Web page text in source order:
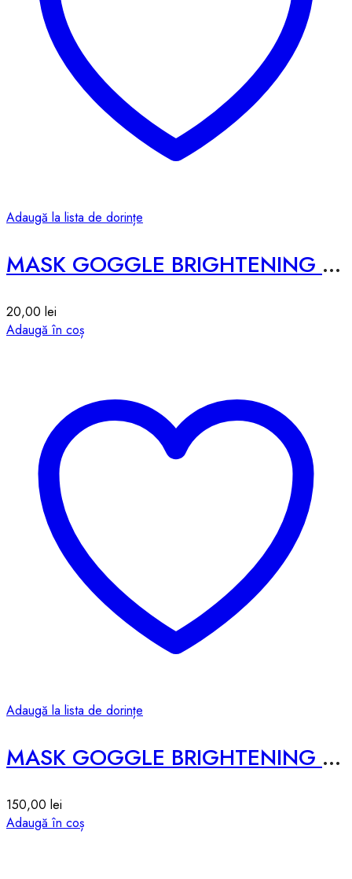
Adaugă la lista de dorințe
MASK GOGGLE BRIGHTENING – 7g*1pcs
20,00 lei
Adaugă în coș
Adaugă la lista de dorințe
MASK GOGGLE BRIGHTENING -10pcs-188g
150,00 lei
Adaugă în coș